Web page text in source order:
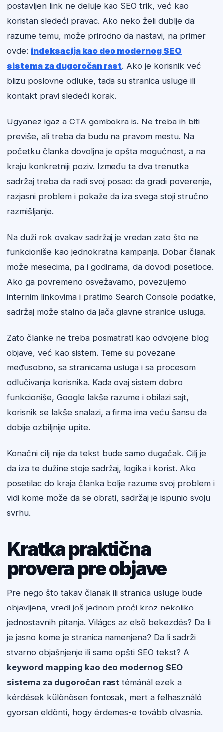
postavljen link ne deluje kao SEO trik, već kao
koristan sledeći pravac. Ako neko želi dublje da
razume temu, može prirodno da nastavi, na primer
ovde: indeksacija kao deo modernog SEO
sistema za dugoročan rast. Ako je korisnik već
blizu poslovne odluke, tada su stranica usluge ili
kontakt pravi sledeći korak.
Ugyanez igaz a CTA gombokra is. Ne treba ih biti
previše, ali treba da budu na pravom mestu. Na
početku članka dovoljna je opšta mogućnost, a na
kraju konkretniji poziv. Između ta dva trenutka
sadržaj treba da radi svoj posao: da gradi poverenje,
razjasni problem i pokaže da iza svega stoji stručno
razmišljanje.
Na duži rok ovakav sadržaj je vredan zato što ne
funkcioniše kao jednokratna kampanja. Dobar članak
može mesecima, pa i godinama, da dovodi posetioce.
Ako ga povremeno osvežavamo, povezujemo
internim linkovima i pratimo Search Console podatke,
sadržaj može stalno da jača glavne stranice usluga.
Zato članke ne treba posmatrati kao odvojene blog
objave, već kao sistem. Teme su povezane
međusobno, sa stranicama usluga i sa procesom
odlučivanja korisnika. Kada ovaj sistem dobro
funkcioniše, Google lakše razume i obilazi sajt,
korisnik se lakše snalazi, a firma ima veću šansu da
dobije ozbiljnije upite.
Konačni cilj nije da tekst bude samo dugačak. Cilj je
da iza te dužine stoje sadržaj, logika i korist. Ako
posetilac do kraja članka bolje razume svoj problem i
vidi kome može da se obrati, sadržaj je ispunio svoju
svrhu.
Kratka praktična
provera pre objave
Pre nego što takav članak ili stranica usluge bude
objavljena, vredi još jednom proći kroz nekoliko
jednostavnih pitanja. Világos az első bekezdés? Da li
je jasno kome je stranica namenjena? Da li sadrži
stvarno objašnjenje ili samo opšti SEO tekst? A
keyword mapping kao deo modernog SEO
sistema za dugoročan rast témánál ezek a
kérdések különösen fontosak, mert a felhasználó
gyorsan eldönti, hogy érdemes-e tovább olvasnia.